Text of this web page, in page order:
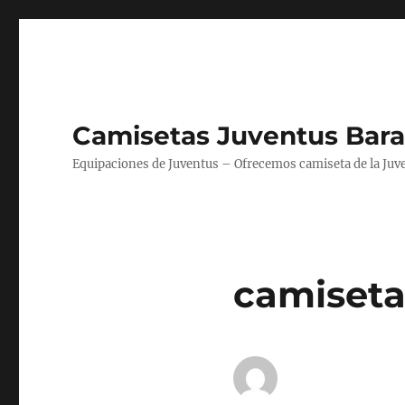
Camisetas Juventus
Equipaciones de Juventus – Ofrecemos camiseta de la